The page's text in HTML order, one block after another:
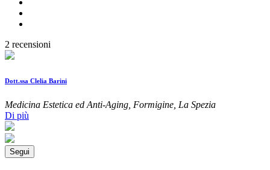
2 recensioni
Dott.ssa Clelia Barini
Medicina Estetica ed Anti-Aging, Formigine, La Spezia
Di più
Segui